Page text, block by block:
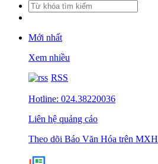
Mới nhất
Xem nhiều
RSS
Hotline: 024.38220036
Liên hệ quảng cáo
Theo dõi Báo Văn Hóa trên MXH